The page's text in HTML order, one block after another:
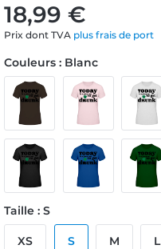
18,99 €
Prix dont TVA plus frais de port
Couleurs : Blanc
Taille : S
XS S M L